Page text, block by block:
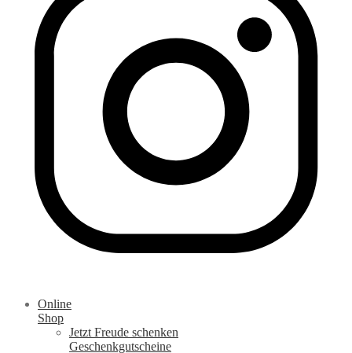
Online
Shop
Jetzt Freude schenken
Geschenkgutscheine